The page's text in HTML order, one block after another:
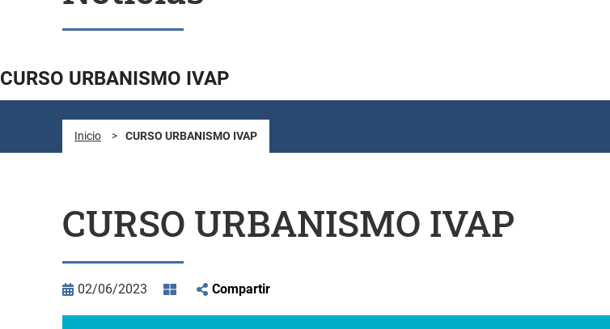
CURSO URBANISMO IVAP
Inicio > CURSO URBANISMO IVAP
CURSO URBANISMO IVAP
02/06/2023 Compartir